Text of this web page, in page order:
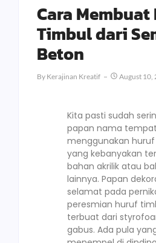
Cara
Timbul dari
Beton
By Kerajinan Kreatif August 10,
Kita pasti sudah
papan nama
menggunakan
yang kebanyakan
bahan akrilik atau
lainnya. Papan
selamat pada
peresmian huruf
terbuat dari
gabus. Ada pula